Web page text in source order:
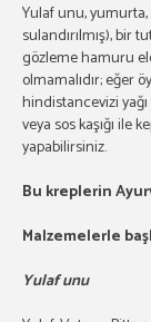
Yulaf unu,
sulandırılmış), bir
gözleme hamuru
olmamalıdır; eğer
hindistancevizi
veya sos kaşığı ile
yapabilirsiniz.
Bu kreplerin
Malzemelerle
Yulaf unu